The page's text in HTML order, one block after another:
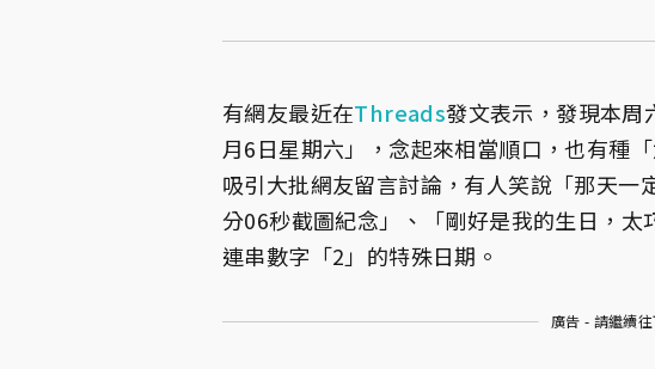
有網友最近在Threads發文表示，發現本周
月6日星期六」，念起來相當順口，也有種
吸引大批網友留言討論，有人笑說「那天一
分06秒截圖紀念」、「剛好是我的生日，
連串數字「2」的特殊日期。
廣告 - 請繼續